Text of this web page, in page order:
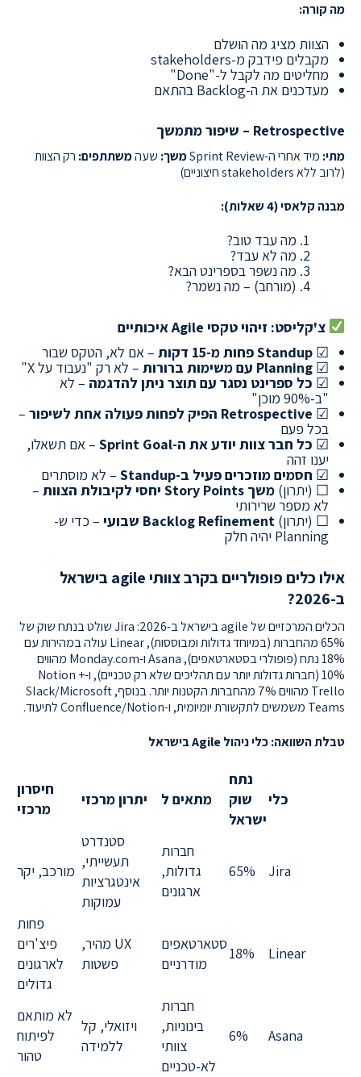
מה קורה:
הצוות מציג מה הושלם
מקבלים פידבק מ-stakeholders
מחליטים מה לקבל ל-"Done"
מעדכנים את ה-Backlog בהתאם
Retrospective – שיפור מתמשך
מתי: מיד אחרי ה-Sprint Review משך: שעהמשתתפים: רק הצוות
(לרוב ללא stakeholders חיצוניים)
מבנה קלאסי (4 שאלות):
מה עבד טוב?
מה לא עבד?
מה נשפר בספרינט הבא?
(מורחב) – מה נשמר?
צ'קליסט: זיהוי טקסי Agile איכותיים
☑ Standup פחות מ-15 דקות
– אם לא, הטקס שבור
☑ Planning עם משימות ברורות
– לא רק "נעבוד על X"
☑ כל ספרינט נסגר עם תוצר ניתן להדגמה – לא
"ב-90% מוכן"
☑ Retrospective הפיק לפחות פעולה אחת לשיפור
–
בכל פעם
☑ כל חבר צוות יודע את ה-Sprint Goal
– אם תשאלו,
יענו זהה
☑ חסמים מוזכרים פעיל ב-Standup
– לא מוסתרים
☐ (יתרון) משך Story Points יחסי לקיבולת הצוות
–
לא מספר שרירותי
☐ (יתרון) Backlog Refinement שבועי
– כדי ש-
Planning יהיה חלק
אילו כלים פופולריים בקרב צוותי agile בישראל
ב-2026?
הכלים המרכזיים של agile בישראל ב-2026: Jira שולט בנתח שוק של
65% מהחברות (במיוחד גדולות ומבוססות), Linear עולה במהירות עם
18% נתח (פופולרי בסטארטאפים), Asana ו-Monday.com מהווים
10% (חברות גדולות יותר עם תהליכים שלא רק טכניים), ו-Notion +
Trello מהווים 7% מהחברות הקטנות יותר. בנוסף, Slack/Microsoft
Teams משמשים לתקשורת יומיומית, ו-Confluence/Notion לתיעוד.
טבלת השוואה: כלי ניהול Agile בישראל
כלי
נתח
שוק
ישראל
מתאים ל יתרון מרכזי
חיסרון
מרכזי
Jira
65%
חברות
גדולות,
ארגונים
סטנדרט
תעשייתי,
אינטגרציות
עמוקות
מורכב, יקר
Linear
18%
סטארטאפים
מודרניים
UX מהיר,
פשטות
פחות
פיצ'רים
לארגונים
גדולים
Asana
6%
חברות
בינוניות,
צוותי
לא-טכניים
ויזואלי, קל
ללמידה
לא מותאם
לפיתוח
טהור